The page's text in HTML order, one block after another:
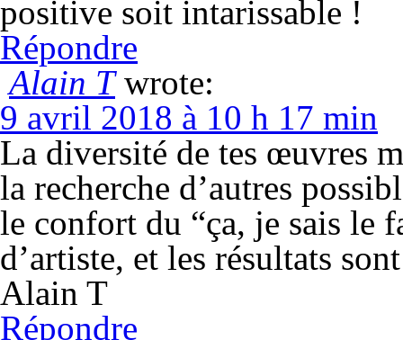
positive soit intarissable !
Répondre
Alain T wrote:
9 avril 2018 à 10 h 17 min
La diversité de tes œuvres
la recherche d’autres
le confort du “ça, je sais le
d’artiste, et les résultats
Alain T
Répondre